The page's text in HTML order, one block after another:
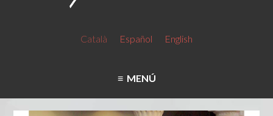
Català Español English
MENÚ